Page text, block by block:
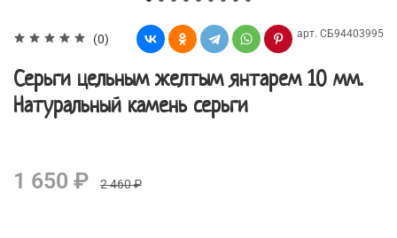
(0) арт. СБ94403995
Серьги цельным желтым янтарем 10 мм.
Натуральный камень серьги
1 650 ₽ 2 460 ₽